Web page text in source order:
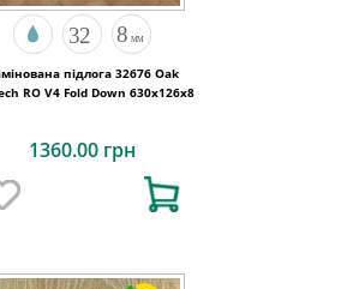
підлога 32676 Oak
RO V4 Fold Down 630x126x8
1360.00 грн